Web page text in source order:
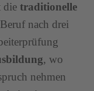
die traditionelle
nach drei
, wo
nehmen